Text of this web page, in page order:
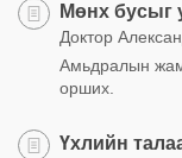
Мөнх бусыг
Доктор
Амьдралын
орших.
Үхлийн